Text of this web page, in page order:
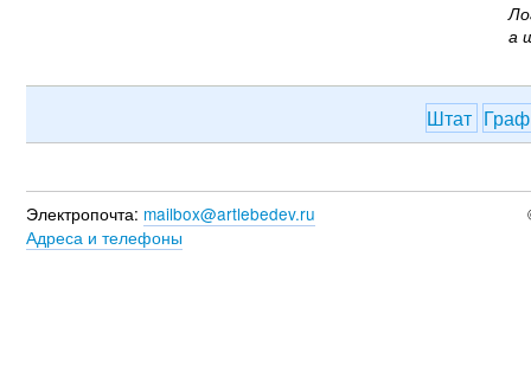
а
Штат
Электропочта: mailbox@artlebedev.ru
Адреса и телефоны